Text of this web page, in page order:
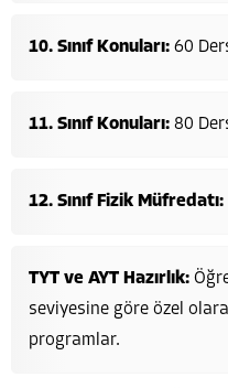
10. Sınıf Konuları: 60
11. Sınıf Konuları: 80
12. Sınıf Fizik Müfredatı:
TYT ve AYT Hazırlık:
seviyesine göre özel
programlar.